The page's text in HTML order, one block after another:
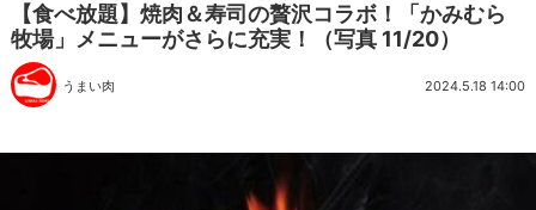
【食べ放題】焼肉＆寿司の贅沢コラボ！「かみむら
牧場」メニューがさらに充実！（写真 11/20）
うまい肉 2024.5.18 14:00